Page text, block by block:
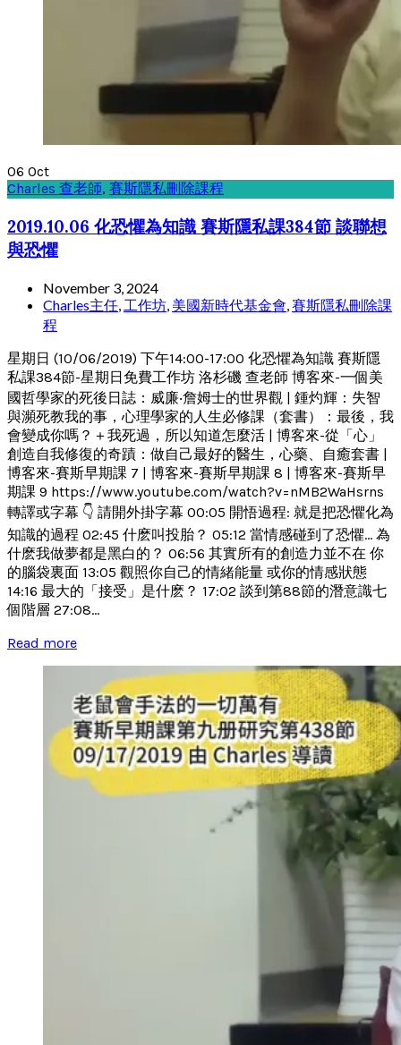
06 Oct
Charles 查老師, 賽斯隱私刪除課程
2019.10.06 化恐懼為知識 賽斯隱私課384節 談聯想
與恐懼
November 3, 2024
Charles主任 工作坊 美國新時代基金會 賽斯隱私刪除課
程
星期日 (10/06/2019) 下午14:00-17:00 化恐懼為知識 賽斯隱
私課384節-星期日免費工作坊 洛杉磯 查老師 博客來-一個美
國哲學家的死後日誌：威廉‧詹姆士的世界觀 | 鍾灼輝：失智
與瀕死教我的事，心理學家的人生必修課（套書）：最後，我
會變成你嗎？＋我死過，所以知道怎麼活 | 博客來-從「心」
創造自我修復的奇蹟：做自己最好的醫生，心藥、自癒套書 |
博客來-賽斯早期課 7 | 博客來-賽斯早期課 8 | 博客來-賽斯早
期課 9 https://www.youtube.com/watch?v=nMB2WaHsrns
轉譯或字幕 👇 請開外掛字幕 00:05 開悟過程: 就是把恐懼化為
知識的過程 02:45 什麽叫投胎？ 05:12 當情感碰到了恐懼... 為
什麽我做夢都是黑白的？ 06:56 其實所有的創造力並不在 你
的腦袋裏面 13:05 觀照你自己的情緒能量 或你的情感狀態
14:16 最大的「接受」是什麽？ 17:02 談到第88節的潛意識七
個階層 27:08...
Read more